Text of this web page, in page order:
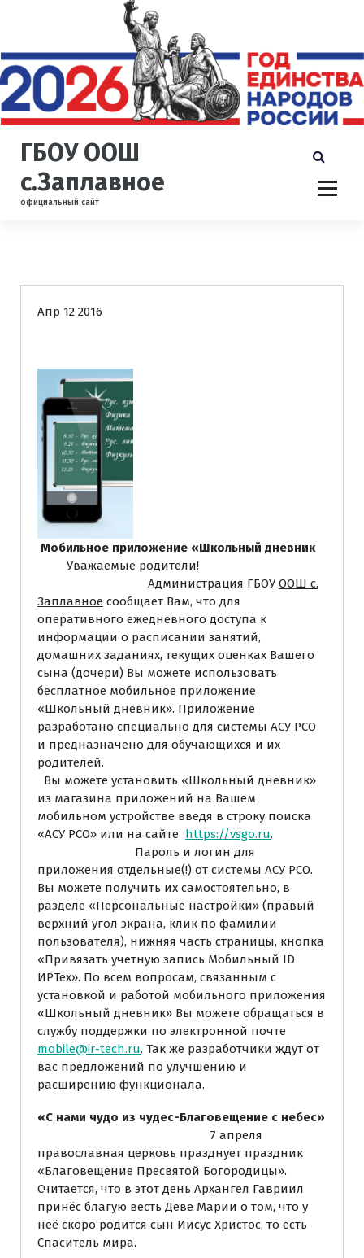
е
й
т
и
ГБОУ ООШ
с.Заплавное
официальный сайт
Апр 12 2016
Мобильное приложение «Школьный дневник
Уважаемые родители!
Администрация ГБОУ ООШ с.
Заплавное сообщает Вам, что для
оперативного ежедневного доступа к
информации о расписании занятий,
домашних заданиях, текущих оценках Вашего
сына (дочери) Вы можете использовать
бесплатное мобильное приложение
«Школьный дневник». Приложение
разработано специально для системы АСУ РСО
и предназначено для обучающихся и их
родителей.
Вы можете установить «Школьный дневник»
из магазина приложений на Вашем
мобильном устройстве введя в строку поиска
«АСУ РСО» или на сайте https://vsgo.ru.
Пароль и логин для
приложения отдельные(!) от системы АСУ РСО.
Вы можете получить их самостоятельно, в
разделе «Персональные настройки» (правый
верхний угол экрана, клик по фамилии
пользователя), нижняя часть страницы, кнопка
«Привязать учетную запись Мобильный ID
ИРТех». По всем вопросам, связанным с
установкой и работой мобильного приложения
«Школьный дневник» Вы можете обращаться в
службу поддержки по электронной почте
mobile@ir-tech.ru. Так же разработчики ждут от
вас предложений по улучшению и
расширению функционала.
«C нами чудо из чудес-Благовещение с небес»
7 апреля
православная церковь празднует праздник
«Благовещение Пресвятой Богородицы».
Считается, что в этот день Архангел Гавриил
принёс благую весть Деве Марии о том, что у
неё скоро родится сын Иисус Христос, то есть
Спаситель мира.